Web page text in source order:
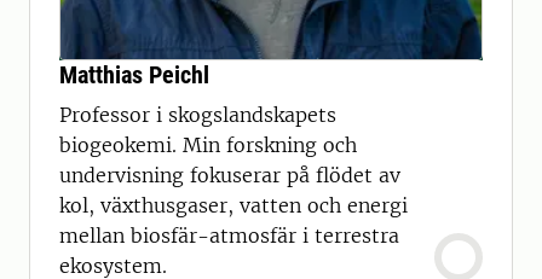
Matthias Peichl
Professor i skogslandskapets
biogeokemi. Min forskning och
undervisning fokuserar på flödet av
kol, växthusgaser, vatten och energi
mellan biosfär-atmosfär i terrestra
ekosystem.